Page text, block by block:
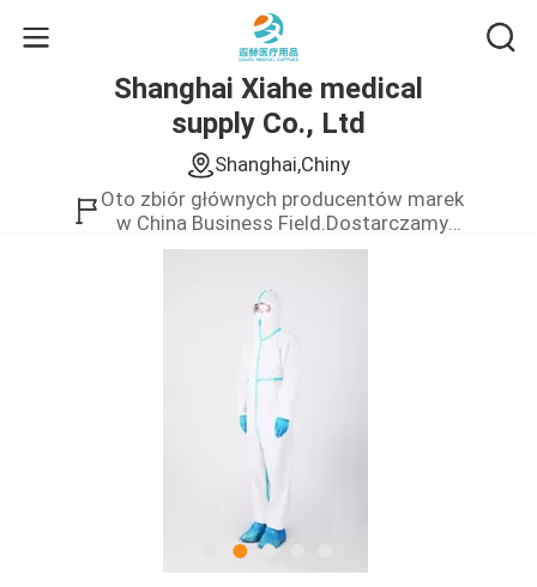
Shanghai Xiahe medical
supply Co., Ltd
Shanghai,Chiny
Oto zbiór głównych producentów marek
w China Business Field.Dostarczamy
tylko produkt wysokiej jakości.